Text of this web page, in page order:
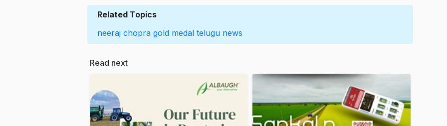
Related Topics
neeraj chopra gold medal telugu news
Read next